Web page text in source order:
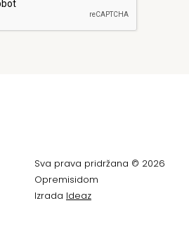
Sva prava pridržana © 2026
Opremisidom
Izrada Ideaz